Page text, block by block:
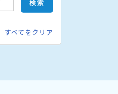
すべてをクリア